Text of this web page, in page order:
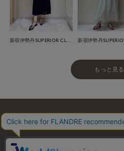
もっと見る
お問い合わせ 利用規約